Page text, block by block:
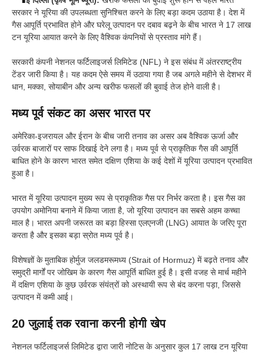
सरकार ने यूरिया की उपलब्धता सुनिश्चित करने के लिए बड़ा कदम उठाया है। देश में
गैस आपूर्ति प्रभावित होने और घरेलू उत्पादन पर दबाव बढ़ने के बीच भारत ने 17 लाख
टन यूरिया आयात करने के लिए वैश्विक कंपनियों से प्रस्ताव मांगे हैं।
सरकारी कंपनी नेशनल फर्टिलाइजर्स लिमिटेड (NFL) ने इस संबंध में अंतरराष्ट्रीय
टेंडर जारी किया है। यह कदम ऐसे समय में उठाया गया है जब अगले महीने से देशभर में
धान, मक्का, सोयाबीन और अन्य खरीफ फसलों की बुवाई तेज होने वाली है।
मध्य पूर्व संकट का असर भारत पर
अमेरिका-इजरायल और ईरान के बीच जारी तनाव का असर अब वैश्विक ऊर्जा और
उर्वरक बाजारों पर साफ दिखाई देने लगा है। मध्य पूर्व से प्राकृतिक गैस की आपूर्ति
बाधित होने के कारण भारत समेत दक्षिण एशिया के कई देशों में यूरिया उत्पादन प्रभावित
हुआ है।
भारत में यूरिया उत्पादन मुख्य रूप से प्राकृतिक गैस पर निर्भर करता है। इस गैस का
उपयोग अमोनिया बनाने में किया जाता है, जो यूरिया उत्पादन का सबसे अहम कच्चा
माल है। भारत अपनी जरूरत का बड़ा हिस्सा एलएनजी (LNG) आयात के जरिए पूरा
करता है और इसका बड़ा स्रोत मध्य पूर्व है।
विशेषज्ञों के मुताबिक होर्मुज जलडमरूमध्य (Strait of Hormuz) में बढ़ते तनाव और
समुद्री मार्गों पर जोखिम के कारण गैस आपूर्ति बाधित हुई है। इसी वजह से मार्च महीने
में दक्षिण एशिया के कुछ उर्वरक संयंत्रों को अस्थायी रूप से बंद करना पड़ा, जिससे
उत्पादन में कमी आई।
20 जुलाई तक रवाना करनी होगी खेप
नेशनल फर्टिलाइजर्स लिमिटेड द्वारा जारी नोटिस के अनुसार कुल 17 लाख टन यूरिया